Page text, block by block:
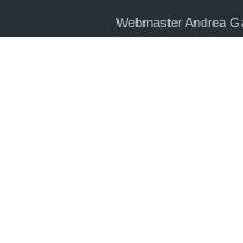
Webmaster Andrea